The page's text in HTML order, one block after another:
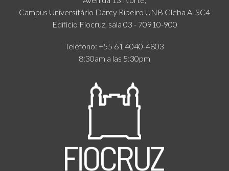
Campus Universitário Darcy Ribeiro UNB Gleba A, SC4
Edifício Fiocruz, sala 03 - 70910-900
Teléfono: +55 61 4040-4803
8:30am a las 5:30pm